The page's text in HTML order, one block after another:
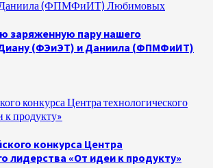
(ФПМФиИТ) Любимовых
заряженную пару нашего
(ФЭиЭТ) и Даниила (ФПМФиИТ)
конкурса Центра технологического
к продукту»
конкурса Центра
лидерства «От идеи к продукту»